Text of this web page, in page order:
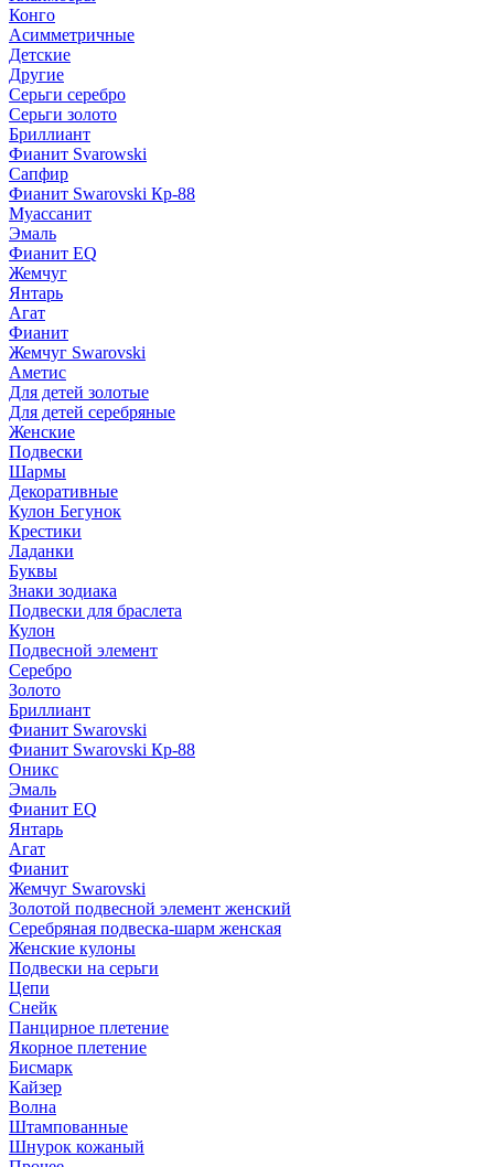
Конго
Асимметричные
Детские
Другие
Серьги серебро
Серьги золото
Бриллиант
Фианит Svarowski
Сапфир
Фианит Swarovski Кр-88
Муассанит
Эмаль
Фианит EQ
Жемчуг
Янтарь
Агат
Фианит
Жемчуг Swarovski
Аметис
Для детей золотые
Для детей серебряные
Женские
Подвески
Шармы
Декоративные
Кулон Бегунок
Крестики
Ладанки
Буквы
Знаки зодиака
Подвески для браслета
Кулон
Подвесной элемент
Серебро
Золото
Бриллиант
Фианит Swarovski
Фианит Swarovski Кр-88
Оникс
Эмаль
Фианит EQ
Янтарь
Агат
Фианит
Жемчуг Swarovski
Золотой подвесной элемент женcкий
Серебряная подвеска-шарм женская
Женские кулоны
Подвески на серьги
Цепи
Снейк
Панцирное плетение
Якорное плетение
Бисмарк
Кайзер
Волна
Штампованные
Шнурок кожаный